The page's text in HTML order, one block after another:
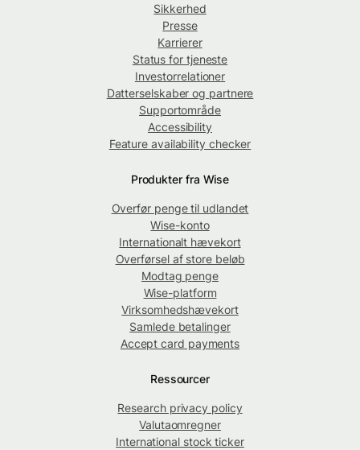
Sikkerhed
Presse
Karrierer
Status for tjeneste
Investorrelationer
Datterselskaber og partnere
Supportområde
Accessibility
Feature availability checker
Produkter fra Wise
Overfør penge til udlandet
Wise-konto
Internationalt hævekort
Overførsel af store beløb
Modtag penge
Wise-platform
Virksomhedshævekort
Samlede betalinger
Accept card payments
Ressourcer
Research privacy policy
Valutaomregner
International stock ticker